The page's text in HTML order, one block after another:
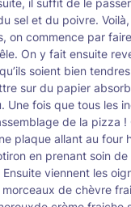
sel et du poivre.
on commence par
On y fait ensuite
soient bien
sur du papier
Une fois que tous les
de la pizza
plaque allant au four
en prenant soin
viennent les
de chèvre